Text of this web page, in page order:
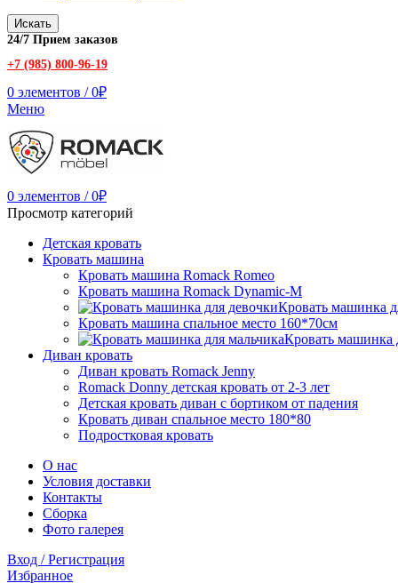
Искать
24/7 Прием заказов
+7 (985) 800-96-19
0 элементов / 0₽
Меню
0 элементов / 0₽
Просмотр категорий
Детская кровать
Кровать машина
Кровать машина Romack Romeo
Кровать машина Romack Dynamic-M
Кровать машинка
Кровать машина спальное место 160*70см
Кровать машинка
Диван кровать
Диван кровать Romack Jenny
Romack Donny детская кровать от 2-3 лет
Детская кровать диван с бортиком от падения
Кровать диван спальное место 180*80
Подростковая кровать
О нас
Условия доставки
Контакты
Сборка
Фото галерея
Вход / Регистрация
Избранное